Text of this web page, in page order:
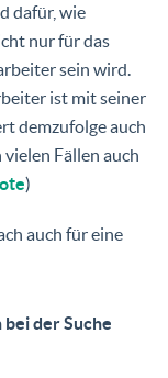
dafür, wie
nur für das
sein wird.
ist mit seiner
demzufolge auch
Fällen auch
)
auch für eine
der Suche